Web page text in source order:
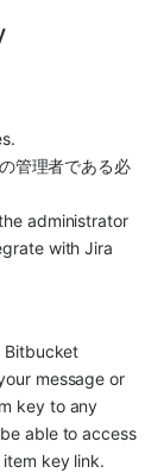
管理者である必
administrator
with Jira
Bitbucket
message or
key to any
able to access
key link.